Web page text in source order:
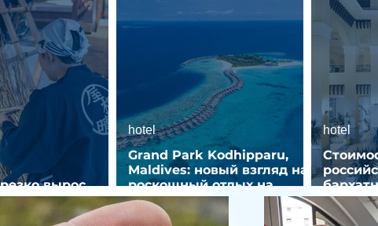
вырос
без звезд
Grand Park Kodhipparu,
Maldives: новый взгляд на
роскошный отдых на
Мальдивах
hotel hotel